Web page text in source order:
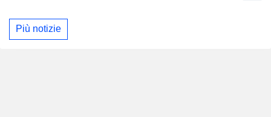
Più notizie